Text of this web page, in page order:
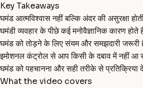
Key Takeaways
घमंड आत्मविश्वास नहीं बल्कि अंदर की असुरक्षा
घमंडी व्यवहार के पीछे कई मनोवैज्ञानिक कारण होते
घमंड को तोड़ने के लिए संयम और समझदारी जरूरी
इमोशनल कंट्रोल से आप किसी के दबाव में नहीं आ
घमंड को पहचानना और सही तरीके से प्रतिक्रिया
What the video covers